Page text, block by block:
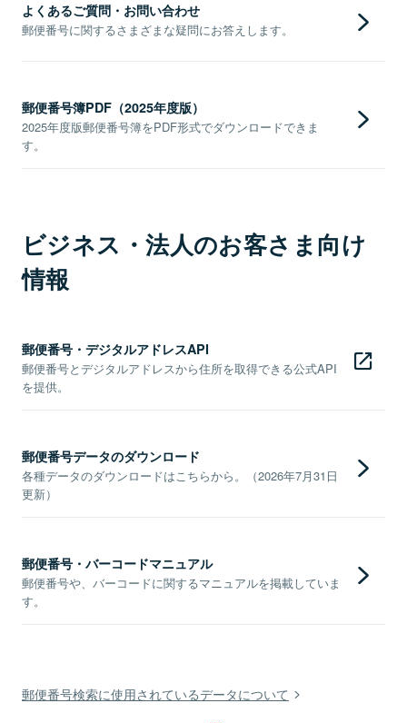
よくあるご質問・お問い合わせ
郵便番号に関するさまざまな疑問にお答えします。
郵便番号簿PDF（2025年度版）
2025年度版郵便番号簿をPDF形式でダウンロードできま
す。
ビジネス・法人のお客さま向け
情報
郵便番号・デジタルアドレスAPI
郵便番号とデジタルアドレスから住所を取得できる公式API
を提供。
郵便番号データのダウンロード
各種データのダウンロードはこちらから。（2026年7月31日
更新）
郵便番号・バーコードマニュアル
郵便番号や、バーコードに関するマニュアルを掲載していま
す。
郵便番号検索に使用されているデータについて